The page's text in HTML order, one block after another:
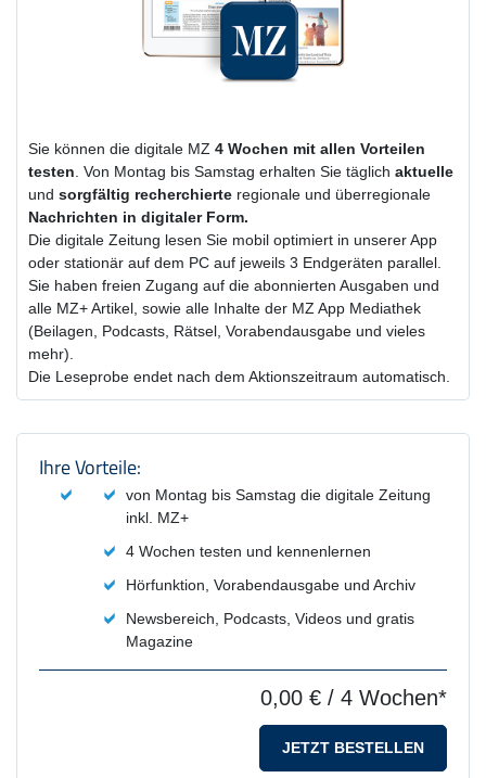
Sie können die digitale MZ 4 Wochen mit allen Vorteilen
testen. Von Montag bis Samstag erhalten Sie täglich aktuelle
und sorgfältig recherchierte regionale und überregionale
Nachrichten in digitaler Form.
Die digitale Zeitung lesen Sie mobil optimiert in unserer App
oder stationär auf dem PC auf jeweils 3 Endgeräten parallel.
Sie haben freien Zugang auf die abonnierten Ausgaben und
alle MZ+ Artikel, sowie alle Inhalte der MZ App Mediathek
(Beilagen, Podcasts, Rätsel, Vorabendausgabe und vieles
mehr).
Die Leseprobe endet nach dem Aktionszeitraum automatisch.
Produktzusammenfassung und
Ihre Vorteile:
von Montag bis Samstag die digitale Zeitung
inkl. MZ+
4 Wochen testen und kennenlernen
Hörfunktion, Vorabendausgabe und Archiv
Newsbereich, Podcasts, Videos und gratis
Magazine
0,00 € / 4 Wochen*
JETZT BESTELLEN